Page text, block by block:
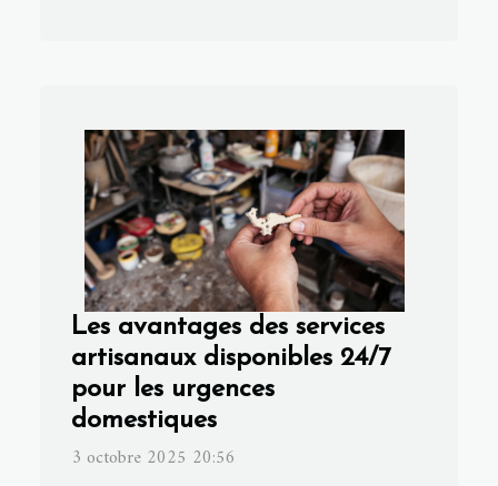
Les avantages des services
artisanaux disponibles 24/7
pour les urgences
domestiques
3 octobre 2025 20:56